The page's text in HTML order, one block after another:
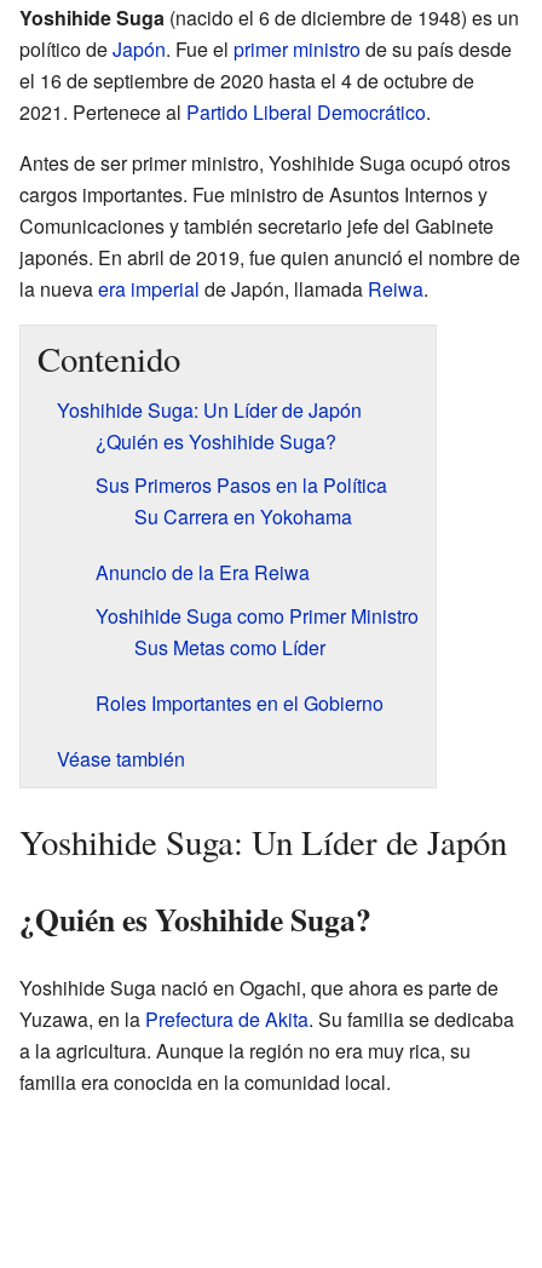
Yoshihide Suga (nacido el 6 de diciembre de 1948) es un
político deJapón. Fue el primer ministrode su país desde
el 16 de septiembre de 2020 hasta el 4 de octubre de
2021. Pertenece al Partido Liberal Democrático.
Antes de ser primer ministro, Yoshihide Suga ocupó otros
cargos importantes. Fue ministro de Asuntos Internos y
Comunicaciones y también secretario jefe del Gabinete
japonés. En abril de 2019, fue quien anunció el nombre de
la nuevaera imperial de Japón, llamada Reiwa.
Contenido
Yoshihide Suga: Un Líder de Japón
¿Quién es Yoshihide Suga?
Sus Primeros Pasos en la Política
Su Carrera en Yokohama
Anuncio de la Era Reiwa
Yoshihide Suga como Primer Ministro
Sus Metas como Líder
Roles Importantes en el Gobierno
Véase también
Yoshihide Suga: Un Líder de Japón
¿Quién es Yoshihide Suga?
Yoshihide Suga nació en Ogachi, que ahora es parte de
Yuzawa, en la Prefectura de Akita. Su familia se dedicaba
a la agricultura. Aunque la región no era muy rica, su
familia era conocida en la comunidad local.